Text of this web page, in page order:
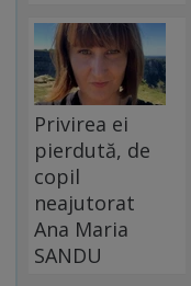
Privirea ei
pierdută, de
copil
neajutorat
Ana Maria
SANDU